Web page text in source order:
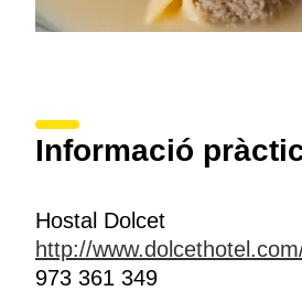
Informació
Hostal Dolcet
http://
973 361 349